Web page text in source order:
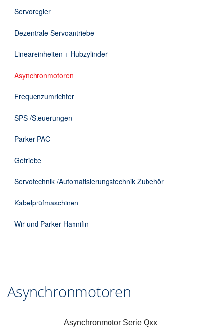
Servoregler
Dezentrale Servoantriebe
Lineareinheiten + Hubzylinder
Asynchronmotoren
Frequenzumrichter
SPS /Steuerungen
Parker PAC
Getriebe
Servotechnik /Automatisierungstechnik Zubehör
Kabelprüfmaschinen
Wir und Parker-Hannifin
Asynchronmotoren
Asynchronmotor Serie Qxx